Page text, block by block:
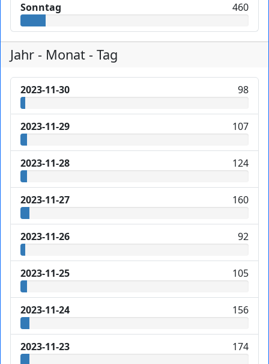
Sonntag 460
Jahr - Monat - Tag
2023-11-30 98
2023-11-29 107
2023-11-28 124
2023-11-27 160
2023-11-26 92
2023-11-25 105
2023-11-24 156
2023-11-23 174